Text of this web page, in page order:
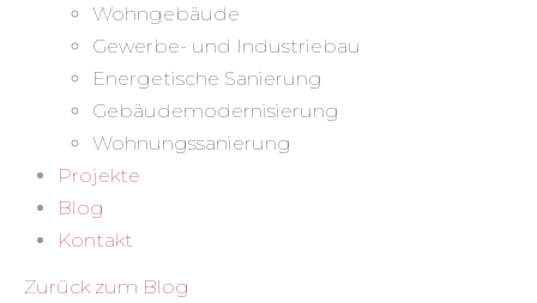
Wohngebäude
Gewerbe- und Industriebau
Energetische Sanierung
Gebäudemodernisierung
Wohnungssanierung
Projekte
Blog
Kontakt
Zurück zum Blog